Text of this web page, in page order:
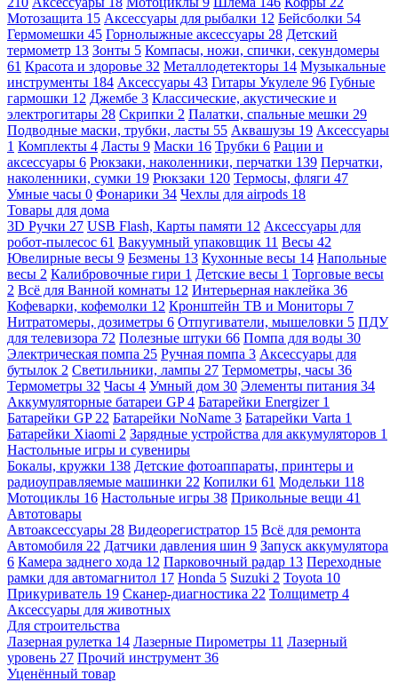
Мотозащита 15 Аксессуары для рыбалки 12 Бейсболки 54
Гермомешки 45 Горнолыжные аксессуары 28 Детский
термометр 13 Зонты 5 Компасы, ножи, спички, секундомеры
61 Красота и здоровье 32 Металлодетекторы 14 Музыкальные
инструменты 184 Аксессуары 43 Гитары Укулеле 96 Губные
гармошки 12 Джембе 3 Классические, акустические и
электрогитары 28 Скрипки 2 Палатки, спальные мешки 29
Подводные маски, трубки, ласты 55 Аквашузы 19 Аксессуары
1 Комплекты 4 Ласты 9 Маски 16 Трубки 6 Рации и
аксессуары 6 Рюкзаки, наколенники, перчатки 139 Перчатки,
наколенники, сумки 19 Рюкзаки 120 Термосы, фляги 47
Умные часы 0 Фонарики 34 Чехлы для airpods 18
Товары для дома
3D Ручки 27 USB Flash, Карты памяти 12 Аксессуары для
робот-пылесос 61 Вакуумный упаковщик 11 Весы 42
Ювелирные весы 9 Безмены 13 Кухонные весы 14 Напольные
весы 2 Калибровочные гири 1 Детские весы 1 Торговые весы
2 Всё для Ванной комнаты 12 Интерьерная наклейка 36
Кофеварки, кофемолки 12 Кронштейн ТВ и Мониторы 7
Нитратомеры, дозиметры 6 Отпугиватели, мышеловки 5 ПДУ
для телевизора 72 Полезные штуки 66 Помпа для воды 30
Электрическая помпа 25 Ручная помпа 3 Аксессуары для
бутылок 2 Светильники, лампы 27 Термометры, часы 36
Термометры 32 Часы 4 Умный дом 30 Элементы питания 34
Аккумуляторные батареи GP4 Батарейки Energizer 1
Батарейки GP 22 Батарейки NoName 3 Батарейки Varta 1
Батарейки Xiaomi 2 Зарядные устройства для аккумуляторов 1
Настольные игры и сувениры
Бокалы, кружки 138 Детские фотоаппараты, принтеры и
радиоуправляемые машинки 22 Копилки 61 Модельки 118
Мотоциклы 16 Настольные игры 38 Прикольные вещи 41
Автотовары
Автоаксессуары 28 Видеорегистратор 15 Всё для ремонта
Автомобиля 22 Датчики давления шин 9 Запуск аккумулятора
6 Камера заднего хода 12 Парковочный радар 13 Переходные
рамки для автомагнитол 17 Honda 5 Suzuki 2 Toyota 10
Прикуриватель 19 Сканер-диагностика 22 Толщиметр 4
Аксессуары для животных
Для строительства
Лазерная рулетка 14 Лазерные Пирометры 11 Лазерный
уровень 27 Прочий инструмент 36
Уценённый товар